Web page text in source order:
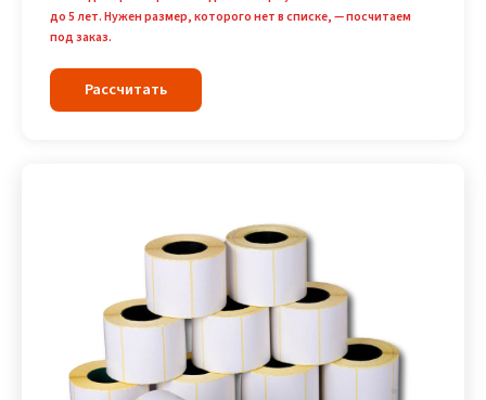
до 5 лет. Нужен размер, которого нет в списке, — посчитаем
под заказ.
Рассчитать